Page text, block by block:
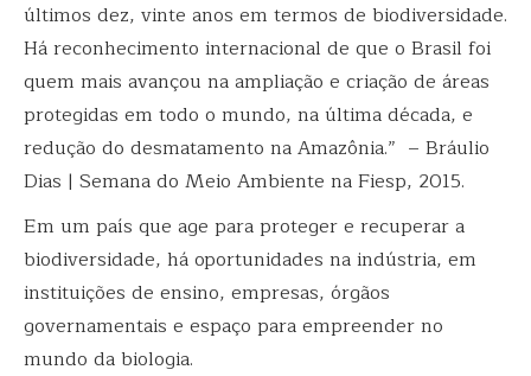
últimos dez, vinte anos em termos de biodiversidade.
Há reconhecimento internacional de que o Brasil foi
quem mais avançou na ampliação e criação de áreas
protegidas em todo o mundo, na última década, e
redução do desmatamento na Amazônia.” – Bráulio
Dias | Semana do Meio Ambiente na Fiesp, 2015.
Em um país que age para proteger e recuperar a
biodiversidade, há oportunidades na indústria, em
instituições de ensino, empresas, órgãos
governamentais e espaço para empreender no
mundo da biologia.